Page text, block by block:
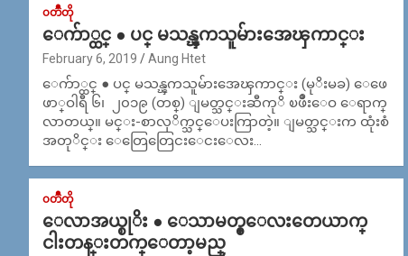
၀တၳဳတို
ေက်ာ္ထင္ ● ပင္ မသန္ၾကသူမ်ားအေၾကာင္း
February 6, 2019 Aung Htet
ေက်ာ္ထင္ ● ပင္ မသန္ၾကသူမ်ားအေၾကာင္း (မုိးမခ) ေဖေ
ဖာ္ဝါရီ ၆၊ ၂၀၁၉ (တစ္) ျမတ္သင္းဆီကုိ ၿဖိဳးေဝ ေရာက္
လာတယ္။ မင္း-စာလုိက္သင္ေပးကြာတဲ့။ ျမတ္သင္းက ထုံးစံ
အတုိင္း ေတြေတြေငးေငးေလး…
၀တၳဳတို
ေလာအယ္စုိး ● ေသာမတ္စ္ေလးတေယာက္
ငါးတန္းတက္ေတာ့မည္